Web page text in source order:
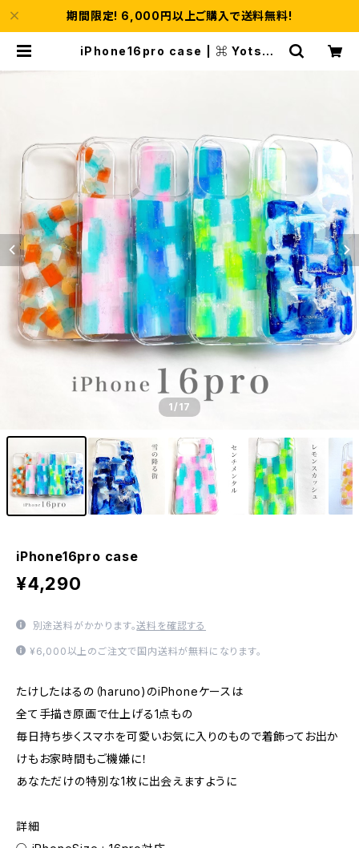
期間限定! 6,000円以上ご購入で送料無料!
iPhone16pro case | ⌘ Yotsub
1/17
iPhone16pro case
¥4,290
別途送料がかかります。送料を確認する
¥6,000以上のご注文で国内送料が無料になります。
たけしたはるの（haruno)のiPhoneケースは
全て手描き原画で仕上げる1点もの
毎日持ち歩くスマホを可愛いお気に入りのもので着飾ってお出か
けもお家時間もご機嫌に！
あなただけの特別な1枚に出会えますように
詳細